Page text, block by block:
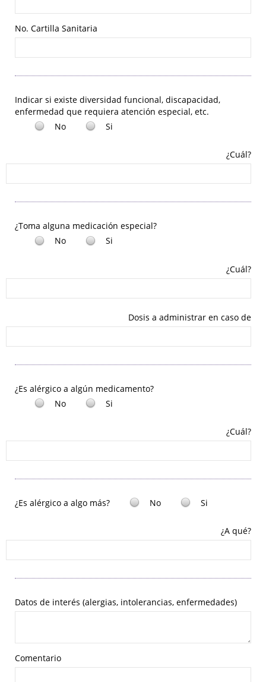
No. Cartilla Sanitaria
Indicar si existe diversidad funcional, discapacidad,
enfermedad que requiera atención especial, etc.
No
Si
¿Cuál?
¿Toma alguna medicación especial?
No
Si
¿Cuál?
Dosis a administrar en caso de
¿Es alérgico a algún medicamento?
No
Si
¿Cuál?
¿Es alérgico a algo más? No Si
¿A qué?
Datos de interés (alergias, intolerancias, enfermedades)
Comentario